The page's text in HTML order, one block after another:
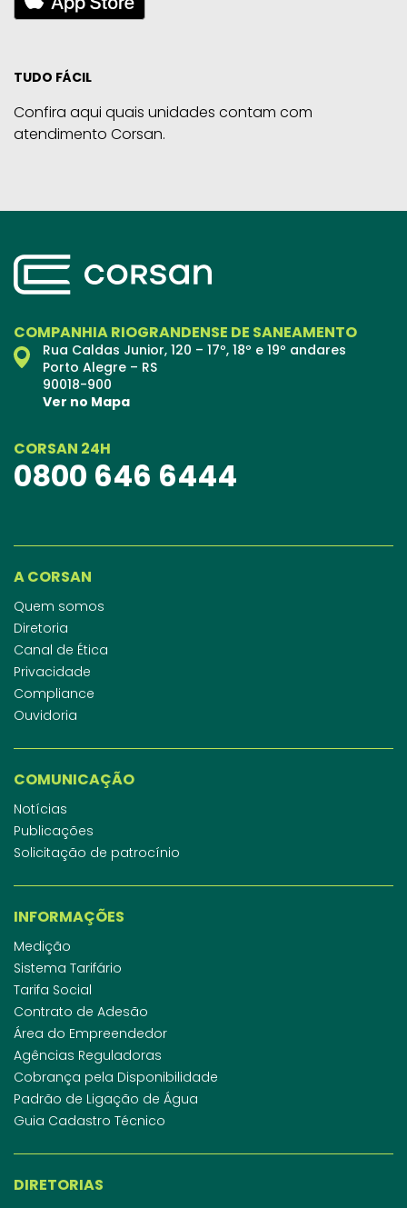
TUDO FÁCIL
Confira aqui quais unidades contam com
atendimento Corsan.
COMPANHIA RIOGRANDENSE DE SANEAMENTO
Rua Caldas Junior, 120 – 17º, 18º e 19º andares
Porto Alegre – RS
90018-900
Ver no Mapa
CORSAN 24H
0800 646 6444
A CORSAN
Quem somos
Diretoria
Canal de Ética
Privacidade
Compliance
Ouvidoria
COMUNICAÇÃO
Notícias
Publicações
Solicitação de patrocínio
INFORMAÇÕES
Medição
Sistema Tarifário
Tarifa Social
Contrato de Adesão
Área do Empreendedor
Agências Reguladoras
Cobrança pela Disponibilidade
Padrão de Ligação de Água
Guia Cadastro Técnico
DIRETORIAS